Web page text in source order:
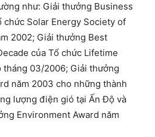
như: Giải thưởng Business
chức Solar Energy Society of
2002; Giải thưởng Best
của Tổ chức Lifetime
tháng 03/2006; Giải thưởng
năm 2003 cho những thành
lượng điện gió tại Ấn Độ và
Environment Award năm